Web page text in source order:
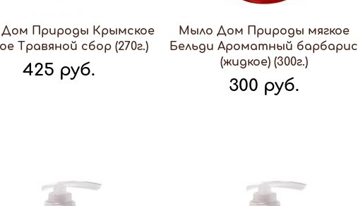
Природы Крымское
Травяной сбор (270г.)
425 руб.
Мыло Дом Природы мягкое
Бельди Ароматный барбарис
(жидкое) (300г.)
300 руб.